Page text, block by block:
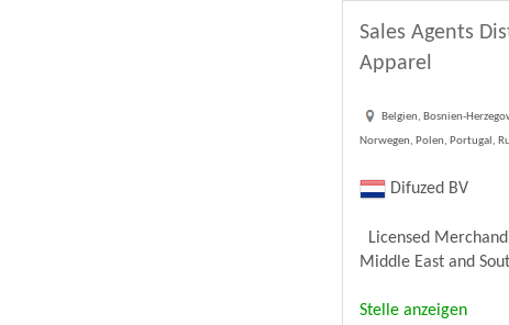
Sales Agents
Apparel
Belgien, Bosnien-
Norwegen, Polen, Portugal,
Difuzed BV
Licensed
Middle East and
Stelle anzeigen